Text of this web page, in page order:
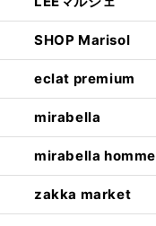
SHOP Marisol
eclat premium
mirabella
mirabella homme
zakka market